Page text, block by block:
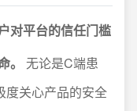
对平台的信任门槛
无论是C端患
度关心产品的安全